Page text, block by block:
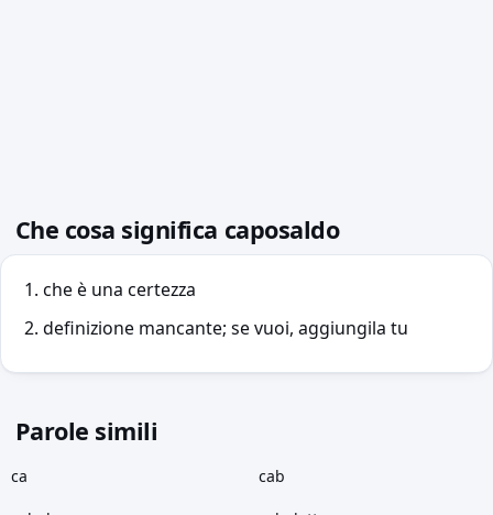
Che cosa significa caposaldo
che è una certezza
definizione mancante; se vuoi, aggiungila tu
Parole simili
ca cab